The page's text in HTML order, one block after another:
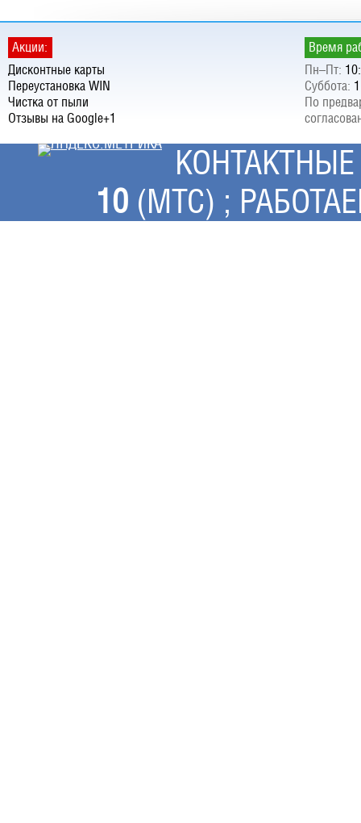
Акции:
Дисконтные карты
Переустановка WIN
Чистка от пыли
Отзывы на Google+1
Время
Пн–Пт:
Суббота:
По
10 (МТС) ;